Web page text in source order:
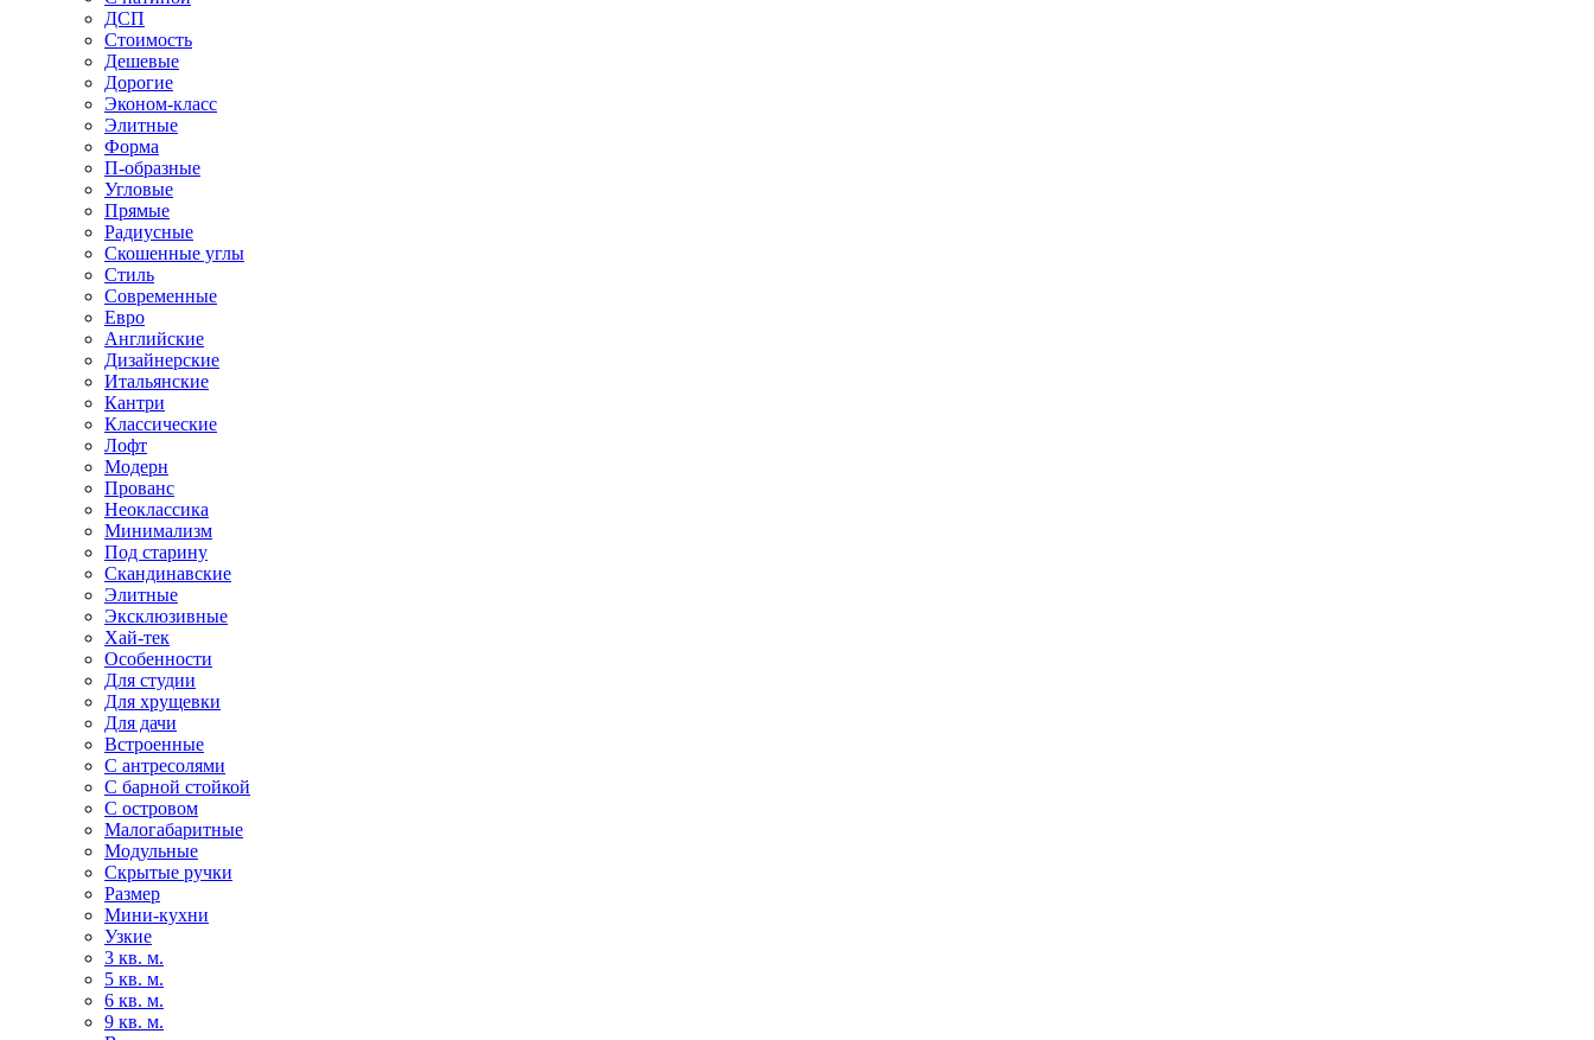
ДСП
Стоимость
Дешевые
Дорогие
Эконом-класс
Элитные
Форма
П-образные
Угловые
Прямые
Радиусные
Скошенные углы
Стиль
Современные
Евро
Английские
Дизайнерские
Итальянские
Кантри
Классические
Лофт
Модерн
Прованс
Неоклассика
Минимализм
Под старину
Скандинавские
Элитные
Эксклюзивные
Хай-тек
Особенности
Для студии
Для хрущевки
Для дачи
Встроенные
С антресолями
С барной стойкой
С островом
Малогабаритные
Модульные
Скрытые ручки
Размер
Мини-кухни
Узкие
3 кв. м.
5 кв. м.
6 кв. м.
9 кв. м.